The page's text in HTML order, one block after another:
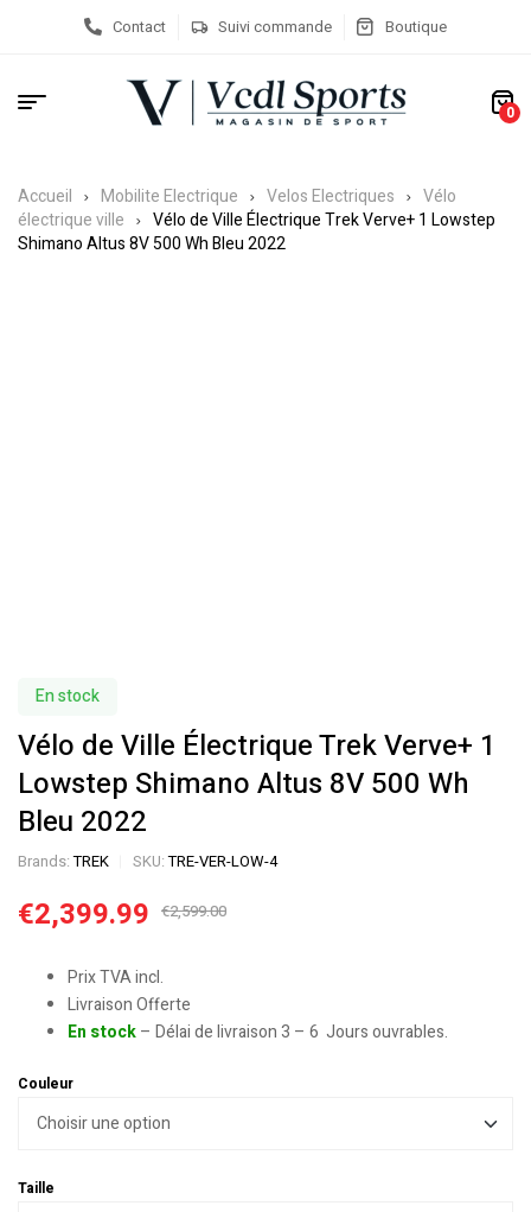
Contact Suivi commande Boutique
0
Accueil Mobilite Electrique Velos Electriques
Vélo
électrique ville
Vélo de Ville Électrique Trek Verve+ 1 Lowstep
Shimano Altus 8V 500 Wh Bleu 2022
En stock
Vélo de Ville Électrique Trek Verve+ 1
Lowstep Shimano Altus 8V 500 Wh
Bleu 2022
Brands:TREK SKU:TRE-VER-LOW-4
€2,599.00
€2,399.99
Prix TVA incl.
Livraison Offerte
En stock– Délai de livraison 3 – 6 Jours ouvrables.
Couleur
Taille